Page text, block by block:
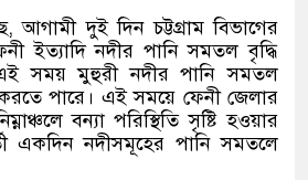
আগামী দুই দিন চট্টগ্রাম বিভাগের
ইত্যাদি নদীর পানি সমতল বৃদ্ধি
সময় মুহুরী নদীর পানি সমতল
পারে। এই সময়ে ফেনী জেলার
বন্যা পরিস্থিতি সৃষ্টি হওয়ার
একদিন নদীসমূহের পানি সমতলে